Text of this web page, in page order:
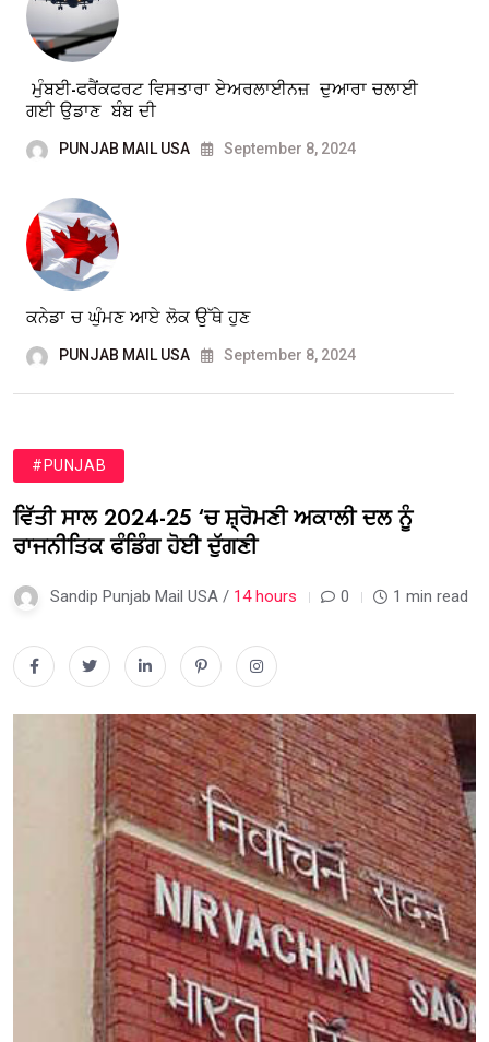
ਮੁੰਬਈ-ਫਰੈਂਕਫਰਟ ਵਿਸਤਾਰਾ ਏਅਰਲਾਈਨਜ਼ ਦੁਆਰਾ ਚਲਾਈ
ਗਈ ਉਡਾਣ ਬੰਬ ਦੀ
PUNJAB MAIL USA September 8, 2024
ਕਨੇਡਾ ਚ ਘੁੰਮਣ ਆਏ ਲੋਕ ਉੱਥੇ ਹੁਣ
PUNJAB MAIL USA September 8, 2024
#PUNJAB
ਵਿੱਤੀ ਸਾਲ 2024-25 ‘ਚ ਸ਼੍ਰੋਮਣੀ ਅਕਾਲੀ ਦਲ ਨੂੰ
ਰਾਜਨੀਤਿਕ ਫੰਡਿੰਗ ਹੋਈ ਦੁੱਗਣੀ
Sandip Punjab Mail USA / 14 hours 0 1 min read